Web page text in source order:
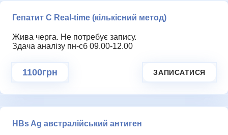
Гепатит С Real-time (кількісний метод)
Жива черга. Не потребує запису.
Здача аналізу пн-сб 09.00-12.00
1100грн ЗАПИСАТИСЯ
HBs Ag австралійський антиген